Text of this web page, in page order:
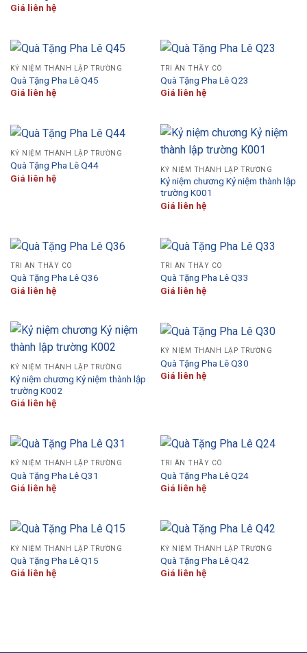
Giá liên hệ
KỶ NIỆM THÀNH LẬP TRƯỜNG
Quà Tặng Pha Lê Q45
Giá liên hệ
TRI ÂN THẦY CÔ
Quà Tặng Pha Lê Q23
Giá liên hệ
KỶ NIỆM THÀNH LẬP TRƯỜNG
Quà Tặng Pha Lê Q44
Giá liên hệ
KỶ NIỆM THÀNH LẬP TRƯỜNG
Kỷ niệm chương Kỷ niệm thành lập
trường K001
Giá liên hệ
TRI ÂN THẦY CÔ
Quà Tặng Pha Lê Q36
Giá liên hệ
TRI ÂN THẦY CÔ
Quà Tặng Pha Lê Q33
Giá liên hệ
KỶ NIỆM THÀNH LẬP TRƯỜNG
Kỷ niệm chương Kỷ niệm thành lập
trường K002
Giá liên hệ
KỶ NIỆM THÀNH LẬP TRƯỜNG
Quà Tặng Pha Lê Q30
Giá liên hệ
KỶ NIỆM THÀNH LẬP TRƯỜNG
Quà Tặng Pha Lê Q31
Giá liên hệ
TRI ÂN THẦY CÔ
Quà Tặng Pha Lê Q24
Giá liên hệ
KỶ NIỆM THÀNH LẬP TRƯỜNG
Quà Tặng Pha Lê Q15
Giá liên hệ
KỶ NIỆM THÀNH LẬP TRƯỜNG
Quà Tặng Pha Lê Q42
Giá liên hệ